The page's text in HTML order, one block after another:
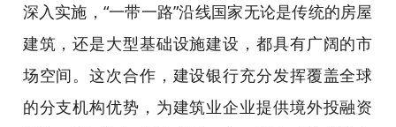
深入实施，“一带一路”沿线国家无论是传统的房屋
建筑，还是大型基础设施建设，都具有广阔的市
场空间。这次合作，建设银行充分发挥覆盖全球
的分支机构优势，为建筑业企业提供境外投融资